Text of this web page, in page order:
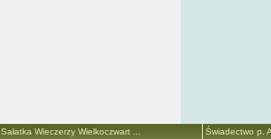
Sałatka Wieczerzy Wielkoczwart ... Świadectwo p.